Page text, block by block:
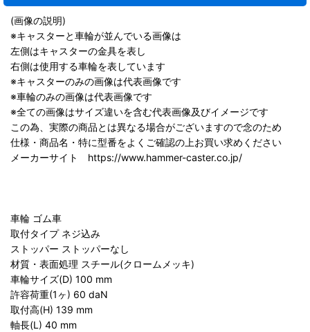
(画像の説明)
※キャスターと車輪が並んでいる画像は
左側はキャスターの金具を表し
右側は使用する車輪を表しています
※キャスターのみの画像は代表画像です
※車輪のみの画像は代表画像です
※全ての画像はサイズ違いを含む代表画像及びイメージです
この為、実際の商品とは異なる場合がございますので念のため
仕様・商品名・特に型番をよくご確認の上お買い求めください
メーカーサイト https://www.hammer-caster.co.jp/
車輪 ゴム車
取付タイプ ネジ込み
ストッパー ストッパーなし
材質・表面処理 スチール(クロームメッキ)
車輪サイズ(D) 100 mm
許容荷重(1ヶ) 60 daN
取付高(H) 139 mm
軸長(L) 40 mm